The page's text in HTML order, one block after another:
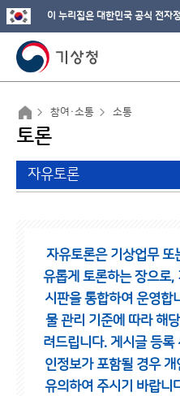
이 누리집은 대한민국 공식 전자
참여·소통 소통
토론
자유토론
자유토론은 기상업무 또
유롭게 토론하는 장으로,
시판을 통합하여 운영합
물 관리 기준에 따라 해
려드립니다. 게시글 등록
인정보가 포함될 경우
유의하여 주시기 바랍니